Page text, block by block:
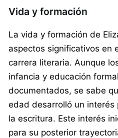
Vida y formación
La vida y formación de
aspectos significativos en
carrera literaria. Aunque
infancia y educación
documentados, se sabe
edad desarrolló un
la escritura. Este interés
para su posterior